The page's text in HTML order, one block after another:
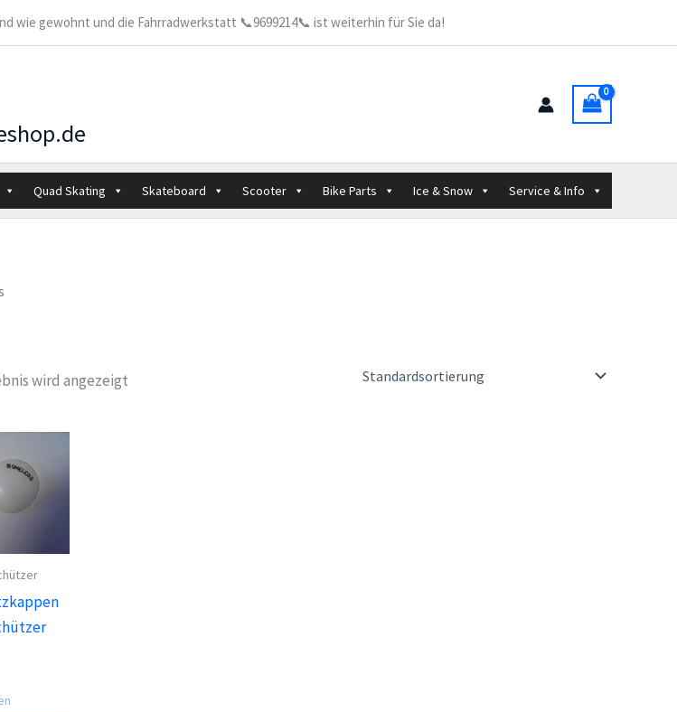
wie gewohnt und die Fahrradwerkstatt 📞9699214📞 ist weiterhin für Sie da!
Quad Skating Skateboard Scooter Bike Parts Ice & Snow Service & Info
wird angezeigt